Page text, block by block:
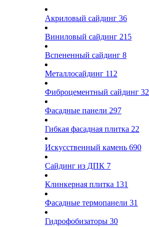
Акриловый сайдинг 36
Виниловый сайдинг 215
Вспененный сайдинг 8
Металлосайдинг 112
Фиброцементный сайдинг 32
Фасадные панели 297
Гибкая фасадная плитка 22
Искусственный камень 690
Сайдинг из ДПК 7
Клинкерная плитка 131
Фасадные термопанели 31
Гидрофобизаторы 30